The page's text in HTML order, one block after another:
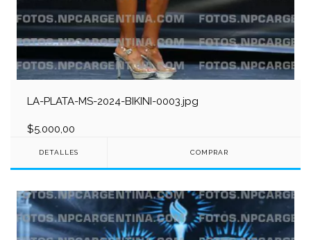
LA-PLATA-MS-2024-BIKINI-0003.jpg
$5.000,00
DETALLES